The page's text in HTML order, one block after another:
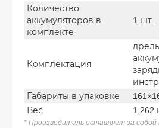
Количество
аккумуляторов в
комплекте
1 шт.
Комплектация
Габариты в упаковке
Вес
1,262
* Производитель оставляет за собой